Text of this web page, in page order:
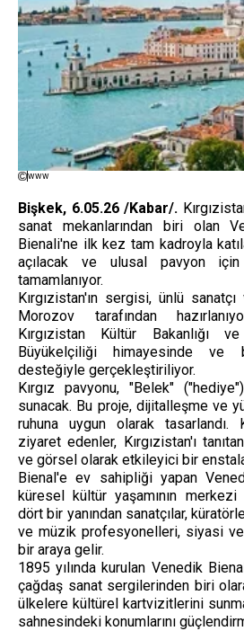
www
Bişkek, 6.05.26 /Kabar/.
sanat mekanlarından biri olan
Bienali'ne ilk kez tam kadroyla
açılacak ve ulusal pavyon için
tamamlanıyor.
Kırgızistan'ın sergisi, ünlü
Morozov tarafından
Kırgızistan Kültür Bakanlığı
Büyükelçiliği himayesinde ve
desteğiyle gerçekleştiriliyor.
Kırgız pavyonu, "Belek"
sunacak. Bu proje, dijitalleşme ve
ruhuna uygun olarak tasarlandı.
ziyaret edenler, Kırgızistan'ı
ve görsel olarak etkileyici bir
Bienal'e ev sahipliği yapan
küresel kültür yaşamının merkezi
dört bir yanından sanatçılar,
ve müzik profesyonelleri, siyasi
bir araya gelir.
1895 yılında kurulan Venedik
çağdaş sanat sergilerinden biri
ülkelere kültürel kartvizitlerini
sahnesindeki konumlarını